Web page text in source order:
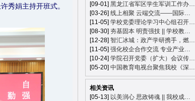
秀娟主持开班式。
[09-01] 黑龙江省军区学生军训工作办…
[03-26] 线上相聚 云端交流——国际…
[11-05] 学校党委理论学习中心组召开…
[08-30] 夯基固本 明责强技 || 学校教…
[12-28] 智汇冰城：政产学研携手，燃…
[11-05] 强化校企合作交流 专业产业…
[10-24] 学院召开党委（扩大）会议传…
[05-20] 中国教育电视台聚焦我校《深…
相关资讯
[05-13] 以美润心 思政铸魂 || 我校成…